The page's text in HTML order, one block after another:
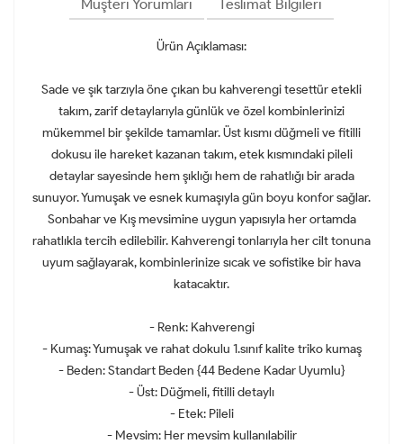
Müşteri Yorumları Teslimat Bilgileri
Ürün Açıklaması:
Sade ve şık tarzıyla öne çıkan bu kahverengi tesettür etekli
takım, zarif detaylarıyla günlük ve özel kombinlerinizi
mükemmel bir şekilde tamamlar. Üst kısmı düğmeli ve fitilli
dokusu ile hareket kazanan takım, etek kısmındaki pileli
detaylar sayesinde hem şıklığı hem de rahatlığı bir arada
sunuyor. Yumuşak ve esnek kumaşıyla gün boyu konfor sağlar.
Sonbahar ve Kış mevsimine uygun yapısıyla her ortamda
rahatlıkla tercih edilebilir. Kahverengi tonlarıyla her cilt tonuna
uyum sağlayarak, kombinlerinize sıcak ve sofistike bir hava
katacaktır.
- Renk: Kahverengi
- Kumaş: Yumuşak ve rahat dokulu 1.sınıf kalite triko kumaş
- Beden: Standart Beden {44 Bedene Kadar Uyumlu}
- Üst: Düğmeli, fitilli detaylı
- Etek: Pileli
- Mevsim: Her mevsim kullanılabilir